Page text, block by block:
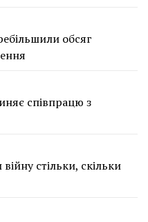
обсяг
співпрацю з
стільки, скільки